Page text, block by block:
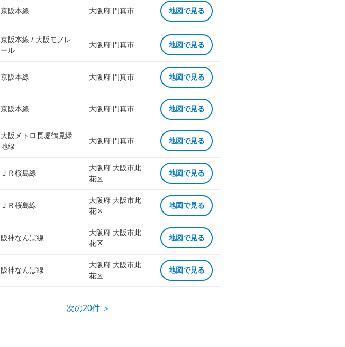
京阪本線 大阪府 門真市 地図で見る
京阪本線 / 大阪モノレ
ール
大阪府 門真市 地図で見る
京阪本線 大阪府 門真市 地図で見る
京阪本線 大阪府 門真市 地図で見る
大阪メトロ長堀鶴見緑
地線
大阪府 門真市 地図で見る
ＪＲ桜島線
大阪府 大阪市此
花区
地図で見る
ＪＲ桜島線
大阪府 大阪市此
花区
地図で見る
阪神なんば線
大阪府 大阪市此
花区
地図で見る
阪神なんば線
大阪府 大阪市此
花区
地図で見る
次の20件 ＞